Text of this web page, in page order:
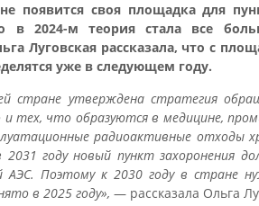
появится своя площадка для
в 2024-м теория стала все
Луговская рассказала, что с
уже в следующем году.
стране утверждена стратегия
и тех, что образуются в медицине,
радиоактивные отходы
2031 году новый пункт захоронения
АЭС. Поэтому к 2030 году в стране
в 2025 году», — рассказала Ольга